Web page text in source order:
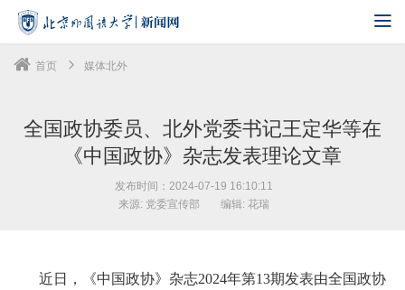
首页 媒体北外
全国政协委员、北外党委书记王定华等在
《中国政协》杂志发表理论文章
发布时间：2024-07-19 16:10:11
来源: 党委宣传部
编辑: 花瑞
近日，《中国政协》杂志2024年第13期发表由全国政协